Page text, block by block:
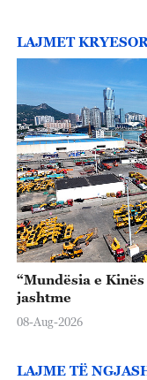
LAJMET
“Mundësia e
jashtme
08-Aug-2026
LAJME TË